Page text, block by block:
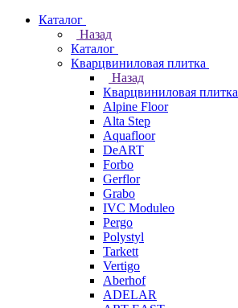
Каталог
Назад
Каталог
Кварцвиниловая плитка
Назад
Кварцвиниловая плитка
Alpine Floor
Alta Step
Aquafloor
DeART
Forbo
Gerflor
Grabo
IVC Moduleo
Pergo
Polystyl
Tarkett
Vertigo
Aberhof
ADELAR